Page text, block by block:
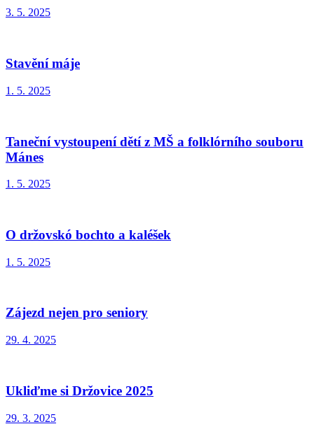
3. 5. 2025
Stavění máje
1. 5. 2025
Taneční vystoupení dětí z MŠ a folklórního souboru
Mánes
1. 5. 2025
O držovskó bochto a kaléšek
1. 5. 2025
Zájezd nejen pro seniory
29. 4. 2025
Ukliďme si Držovice 2025
29. 3. 2025